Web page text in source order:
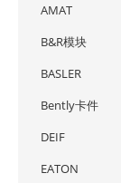
AMAT
B&R模块
BASLER
Bently卡件
DEIF
EATON